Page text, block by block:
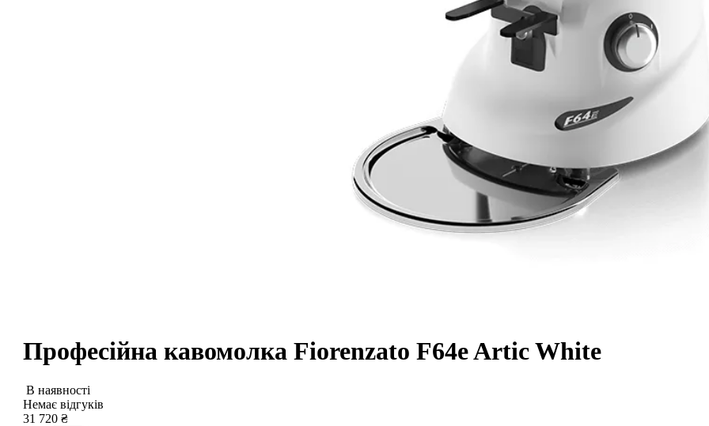
Професійна кавомолка Fiorenzato F64e Artic White
В наявності
Немає відгуків
31 720 ₴